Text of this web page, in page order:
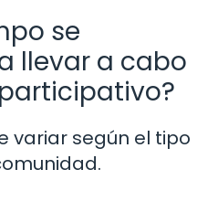
se
llevar a cabo
variar según el tipo